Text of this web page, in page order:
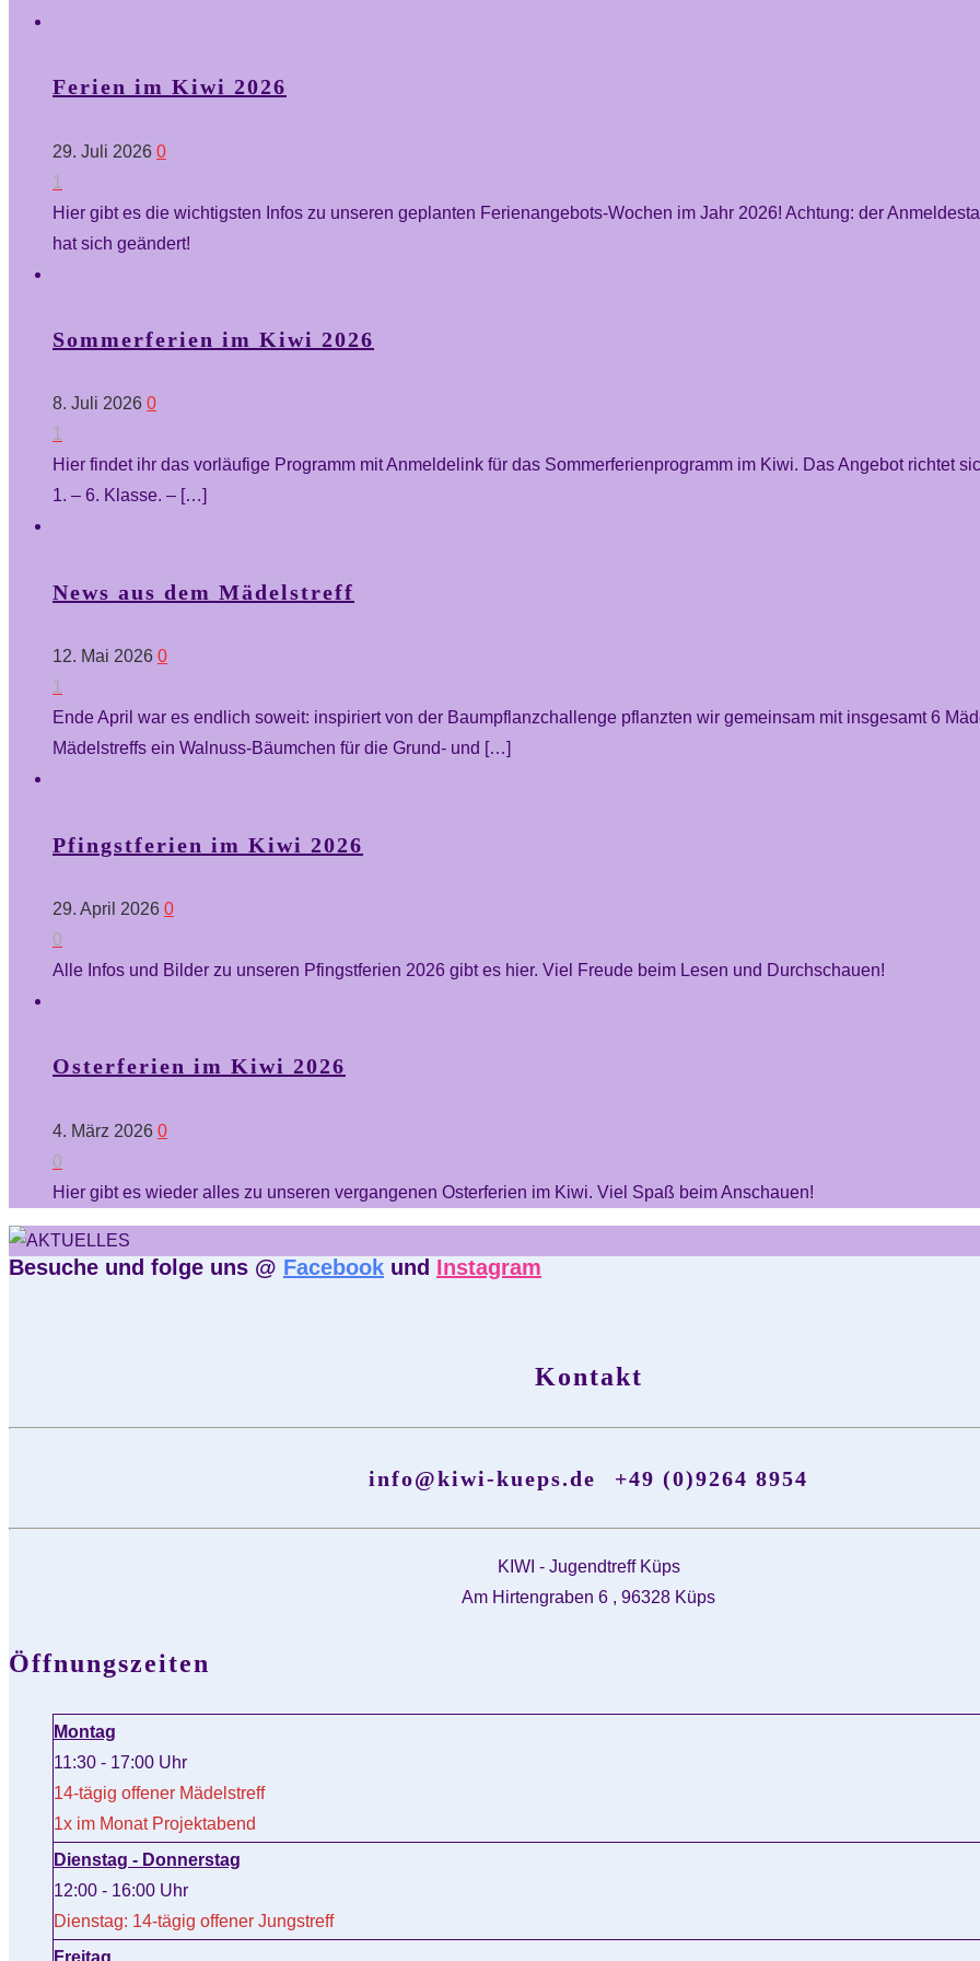
Ferien im Kiwi 2026
29. Juli 2026 0
1
Hier gibt es die wichtigsten Infos zu unseren geplanten Ferienangebots-Wochen im Jahr 2026! Achtung: der
hat sich geändert!
Sommerferien im Kiwi 2026
8. Juli 2026 0
1
Hier findet ihr das vorläufige Programm mit Anmeldelink für das Sommerferienprogramm im Kiwi. Das Angebot richtet
1. – 6. Klasse. – […]
News aus dem Mädelstreff
12. Mai 2026 0
1
Ende April war es endlich soweit: inspiriert von der Baumpflanzchallenge pflanzten wir gemeinsam mit insgesamt 6
Mädelstreffs ein Walnuss-Bäumchen für die Grund- und […]
Pfingstferien im Kiwi 2026
29. April 2026 0
0
Alle Infos und Bilder zu unseren Pfingstferien 2026 gibt es hier. Viel Freude beim Lesen und Durchschauen!
Osterferien im Kiwi 2026
4. März 2026 0
0
Hier gibt es wieder alles zu unseren vergangenen Osterferien im Kiwi. Viel Spaß beim Anschauen!
Besuche und folge uns @ Facebook und Instagram
Kontakt
info@kiwi-kueps.de +49 (0)9264 8954
KIWI - Jugendtreff Küps
Am Hirtengraben 6 , 96328 Küps
Öffnungszeiten
Montag
11:30 - 17:00 Uhr
14-tägig offener Mädelstreff
1x im Monat Projektabend
Dienstag - Donnerstag
12:00 - 16:00 Uhr
Dienstag: 14-tägig offener Jungstreff
Freitag